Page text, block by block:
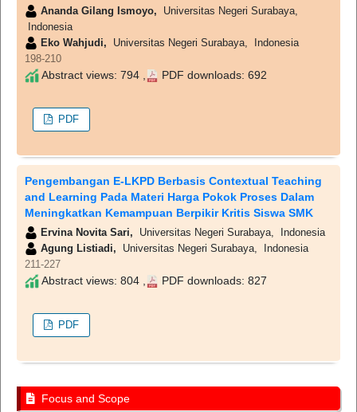
Ananda Gilang Ismoyo, Universitas Negeri Surabaya,
Indonesia
Eko Wahjudi, Universitas Negeri Surabaya, Indonesia
198-210
Abstract views: 794 , PDF downloads: 692
PDF
Pengembangan E-LKPD Berbasis Contextual Teaching
and Learning Pada Materi Harga Pokok Proses Dalam
Meningkatkan Kemampuan Berpikir Kritis Siswa SMK
Ervina Novita Sari, Universitas Negeri Surabaya, Indonesia
Agung Listiadi, Universitas Negeri Surabaya, Indonesia
211-227
Abstract views: 804 , PDF downloads: 827
PDF
Focus and Scope